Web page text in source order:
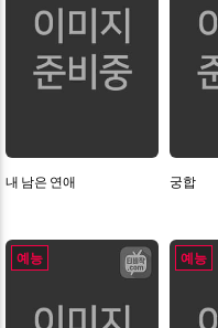
내 남은 연애 궁합
예능 예능